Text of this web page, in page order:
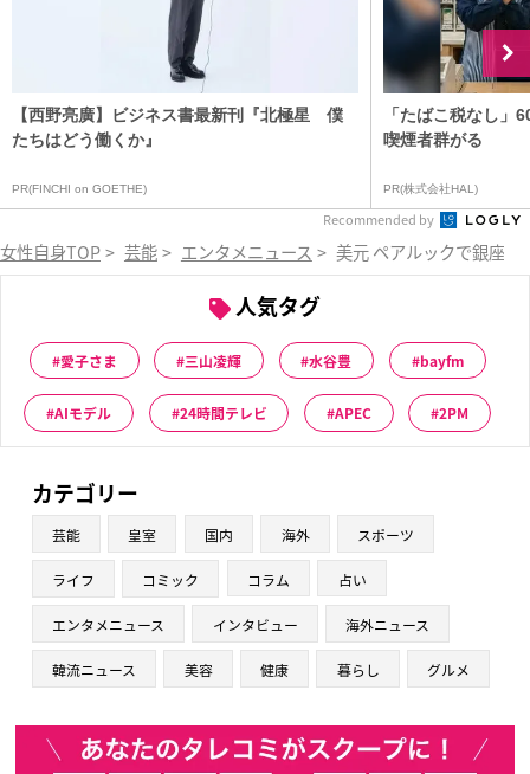
【西野亮廣】ビジネス書最新刊『北極星 僕
たちはどう働くか』
PR(FINCHI on GOETHE)
「たばこ税なし
喫煙者群がる
PR(株式会社HAL)
Recommended by
女性自身TOP > 芸能 > エンタメニュース > 美元 ペアルックで銀座
人気タグ
愛子さま 三山凌輝 水谷豊 bayfm
AIモデル 24時間テレビ APEC 2PM
カテゴリー
芸能 皇室 国内 海外 スポーツ
ライフ コミック コラム 占い
エンタメニュース インタビュー 海外ニュース
韓流ニュース 美容 健康 暮らし グルメ